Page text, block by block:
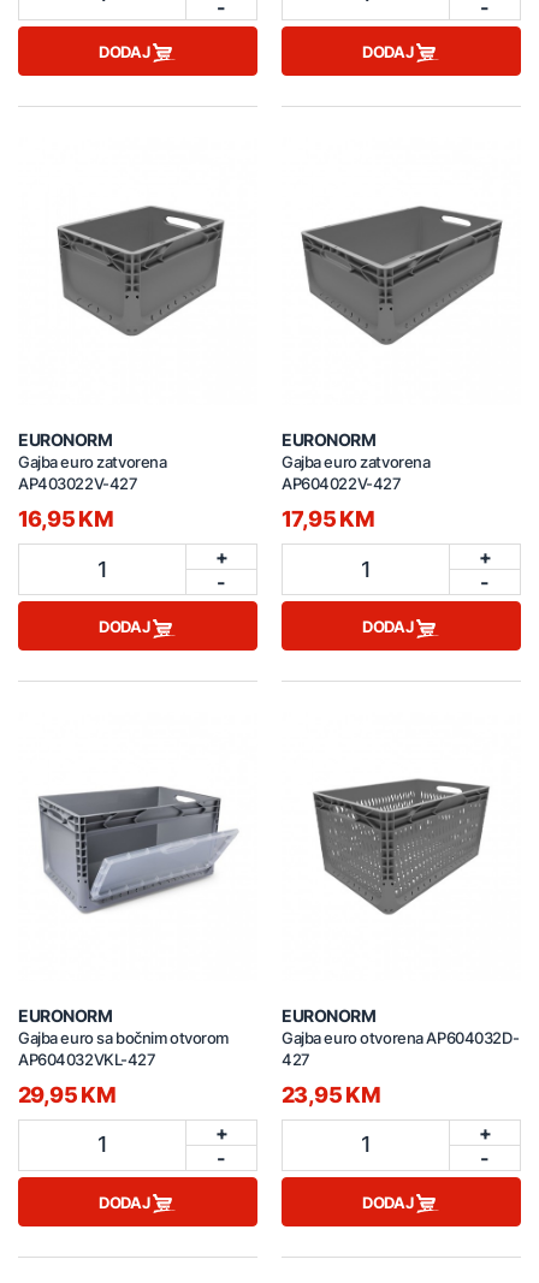
-
DODAJ
-
DODAJ
EURONORM
Gajba euro zatvorena
AP403022V-427
16,95 KM
1
+
-
DODAJ
EURONORM
Gajba euro zatvorena
AP604022V-427
17,95 KM
1
+
-
DODAJ
EURONORM
Gajba euro sa bočnim otvorom
AP604032VKL-427
29,95 KM
1
+
-
DODAJ
EURONORM
Gajba euro otvorena AP604032D-
427
23,95 KM
1
+
-
DODAJ